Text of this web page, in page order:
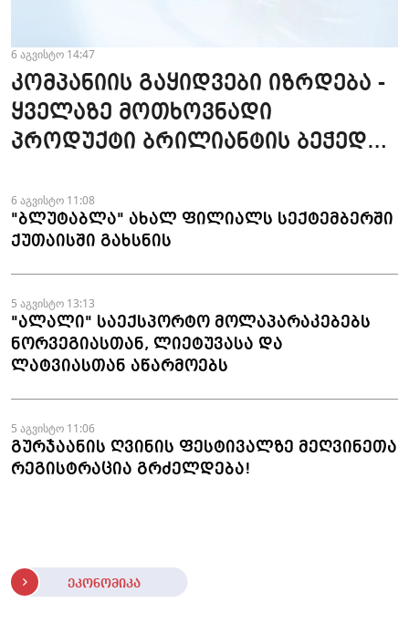
6 აგვისტო 14:47
კომპანიის გაყიდვები იზრდება -
ყველაზე მოთხოვნადი
პროდუქტი ბრილიანტის ბეჭედია
6 აგვისტო 11:08
"ბლუტაბლა" ახალ ფილიალს სექტემბერში
ქუთაისში გახსნის
5 აგვისტო 13:13
"ალალი" საექსპორტო მოლაპარაკებებს
ნორვეგიასთან, ლიეტუვასა და
ლატვიასთან აწარმოებს
5 აგვისტო 11:06
გურჯაანის ღვინის ფესტივალზე მეღვინეთა
რეგისტრაცია გრძელდება!
ეკონომიკა